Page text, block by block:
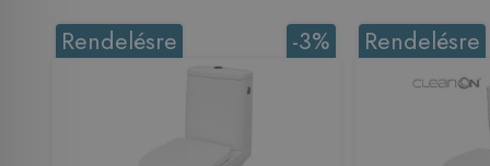
-3%
Rendelésre Rendelésre